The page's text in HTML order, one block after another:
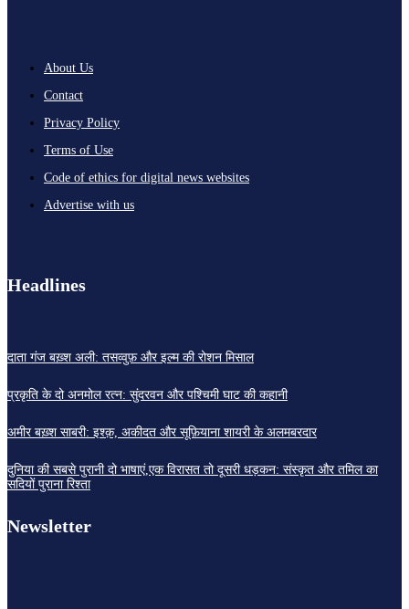
About Us
Contact
Privacy Policy
Terms of Use
Code of ethics for digital news websites
Advertise with us
Headlines
दाता गंज बख़्श अली: तसव्वुफ़ और इल्म की रोशन मिसाल
प्रकृति के दो अनमोल रत्न: सुंदरवन और पश्चिमी घाट की कहानी
अमीर बख़्श साबरी: इश्क़, अकीदत और सूफ़ियाना शायरी के अलमबरदार
दुनिया की सबसे पुरानी दो भाषाएं,एक विरासत तो दूसरी धड़कन: संस्कृत और तमिल का
सदियों पुराना रिश्ता
Newsletter